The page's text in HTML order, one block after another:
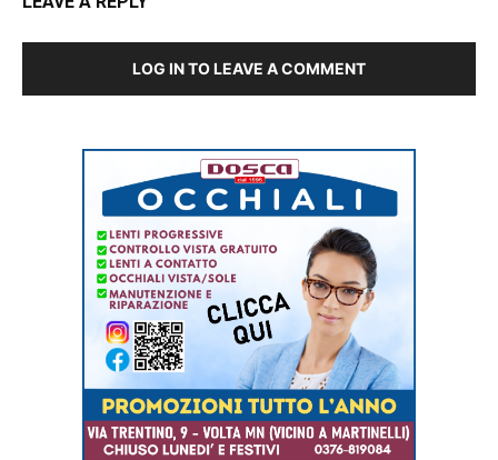
LOG IN TO LEAVE A COMMENT